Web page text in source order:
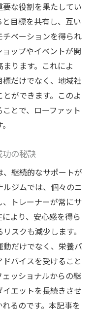
な役割を果たしてい
目標を共有し、互い
ベーションを得られ
ップやイベントが開
ります。これによ
だけでなく、地域社
ができます。このよ
とで、ローファット
の秘訣
継続的なサポートが
ジムでは、個々のニ
トレーナーが常にサ
より、安心感を得ら
スクも減少します。
だけでなく、栄養バ
バイスを受けること
ッショナルからの継
エットを長続きさせ
るのです。本記事を